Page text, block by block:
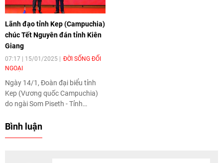
Nga. Cuộc gặp nhằm thảo luận
công tác chuẩn bị cho chuyến
thăm Việt Nam của đoàn Hội
đồng Liên bang Nga và trao đổi
các nội dung hợp tác nghị viện
trong thời gian tới.
Lãnh đạo tỉnh Kep (Campuchia)
chúc Tết Nguyên đán tỉnh Kiên
Giang
07:17 | 15/01/2025
ĐỜI SỐNG ĐỐI
NGOẠI
Ngày 14/1, Đoàn đại biểu tỉnh
Kep (Vương quốc Campuchia)
do ngài Som Piseth - Tỉnh
sang thăm và chúc Tết Nguyên
Bình luận